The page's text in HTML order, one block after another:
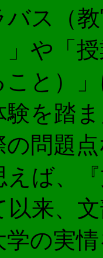
バス（
や「
こと）
験を踏
問題
ば、
来、
学の実